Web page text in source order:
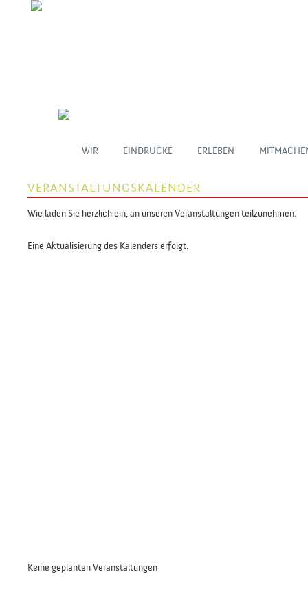
WIR EINDRÜCKE ERLEBEN
VERANSTALTUNGSKALENDER
Wie laden Sie herzlich ein, an unseren Veranstaltungen teilzunehmen.
Eine Aktualisierung des Kalenders erfolgt.
Keine geplanten Veranstaltungen